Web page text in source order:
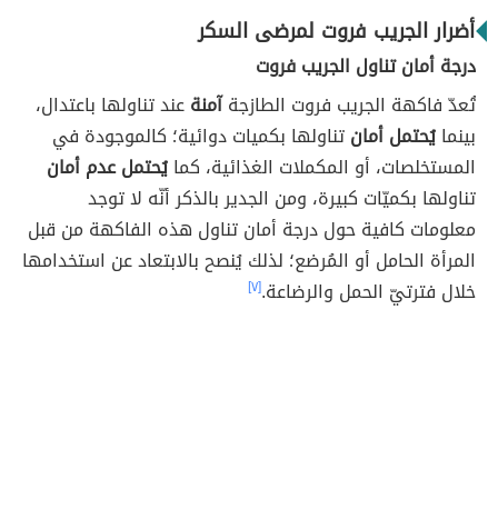
أضرار الجريب فروت لمرضى السكر
درجة أمان تناول الجريب فروت
تُعدّ فاكهة الجريب فروت الطازجةآمنةعند تناولها باعتدال،
بينمايُحتمل أمانتناولها بكميات دوائية؛ كالموجودة في
المستخلصات، أو المكملات الغذائية، كمايُحتمل عدم أمان
تناولها بكميّات كبيرة، ومن الجدير بالذكر أنّه لا توجد
معلومات كافية حول درجة أمان تناول هذه الفاكهة من قبل
المرأة الحامل أو المُرضع؛ لذلك يُنصح بالابتعاد عن استخدامها
خلال فترتيّ الحمل والرضاعة.[٧]